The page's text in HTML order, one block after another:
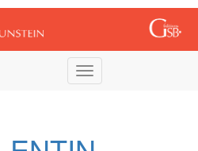
Toggle
navigation